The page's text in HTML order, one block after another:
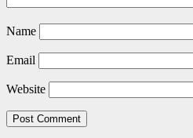
Name
Email
Website